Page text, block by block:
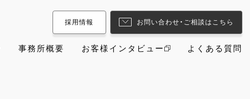
採用情報 お問い合わせ・ご相談はこちら
事務所概要 お客様インタビュー よくある質問